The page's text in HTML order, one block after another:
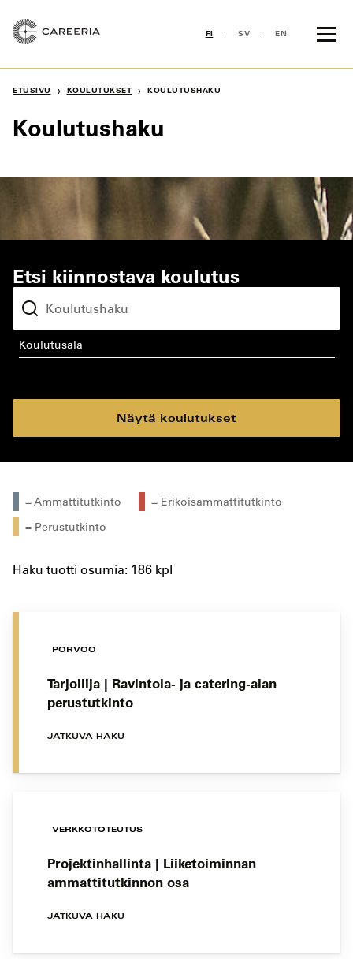
sisältöön
FI SV EN
ETUSIVU › KOULUTUKSET › KOULUTUSHAKU
Koulutushaku
Etsi kiinnostava koulutus
koulutusala
Näytä koulutukset
= Ammattitutkinto
= Erikoisammattitutkinto
= Perustutkinto
Haku tuotti osumia: 186 kpl
PORVOO
Tarjoilija | Ravintola- ja catering-alan
perustutkinto
JATKUVA HAKU
VERKKOTOTEUTUS
Projektinhallinta | Liiketoiminnan
ammattitutkinnon osa
JATKUVA HAKU